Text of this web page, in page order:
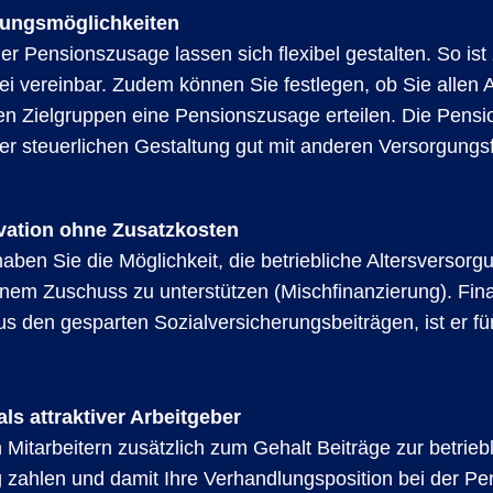
Pensionszusage lassen sich flexibel gestalten. So ist
vereinbar. Zudem können Sie festlegen, ob Sie allen
Zielgruppen eine Pensionszusage erteilen. Die
steuerlichen Gestaltung gut mit anderen
ohne Zusatzkosten
Sie die Möglichkeit, die betriebliche
Zuschuss zu unterstützen (Mischfinanzierung).
den gesparten Sozialversicherungsbeiträgen, ist er
attraktiver Arbeitgeber
Mitarbeitern zusätzlich zum Gehalt Beiträge zur
zahlen und damit Ihre Verhandlungsposition bei der